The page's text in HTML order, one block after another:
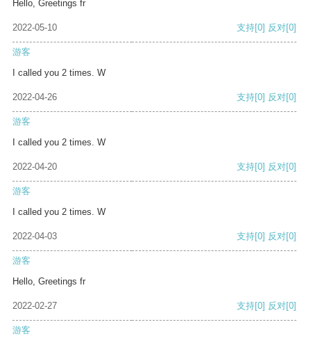
Hello, Greetings fr
2022-05-10 支持[0] 反对[0]
游客
I called you 2 times. W
2022-04-26 支持[0] 反对[0]
游客
I called you 2 times. W
2022-04-20 支持[0] 反对[0]
游客
I called you 2 times. W
2022-04-03 支持[0] 反对[0]
游客
Hello, Greetings fr
2022-02-27 支持[0] 反对[0]
游客